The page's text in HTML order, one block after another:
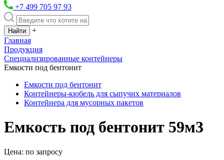
+7 499 705 97 93
+
Главная
Продукция
Специализированные контейнеры
Емкости под бентонит
Емкости под бентонит
Контейнеры-кюбель для сыпучих материалов
Контейнера для мусорных пакетов
Емкость под бентонит 59м3
Цена: по запросу